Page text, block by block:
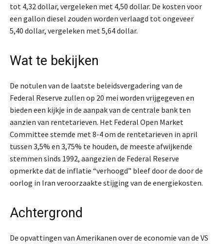
tot 4,32 dollar, vergeleken met 4,50 dollar. De kosten voor
een gallon diesel zouden worden verlaagd tot ongeveer
5,40 dollar, vergeleken met 5,64 dollar.
Wat te bekijken
De notulen van de laatste beleidsvergadering van de
Federal Reserve zullen op 20 mei worden vrijgegeven en
bieden een kijkje in de aanpak van de centrale bank ten
aanzien van rentetarieven. Het Federal Open Market
Committee stemde met 8-4 om de rentetarieven in april
tussen 3,5% en 3,75% te houden, de meeste afwijkende
stemmen sinds 1992, aangezien de Federal Reserve
opmerkte dat de inflatie “verhoogd” bleef door de door de
oorlog in Iran veroorzaakte stijging van de energiekosten.
Achtergrond
De opvattingen van Amerikanen over de economie van de VS